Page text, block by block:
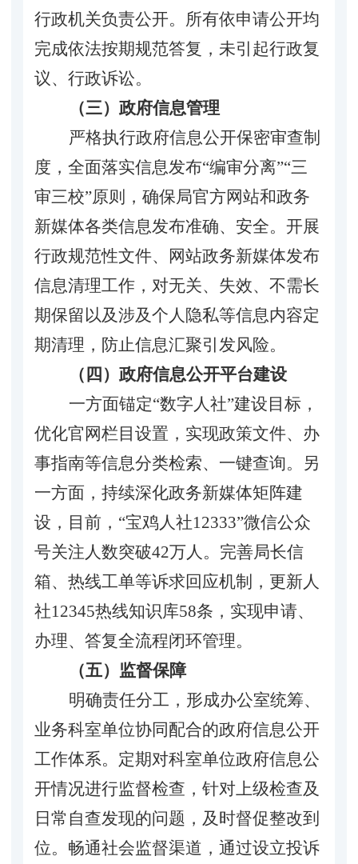
行政机关负责公开。所有依申请公开均
完成依法按期规范答复，未引起行政复
议、行政诉讼。
（三）政府信息管理
严格执行政府信息公开保密审查制
度，全面落实信息发布“编审分离”“三
审三校”原则，确保局官方网站和政务
新媒体各类信息发布准确、安全。 开展
行政规范性文件、网站政务新媒体发布
信息清理工作 ，对无关、 失效、不需长
期保留以及涉及个人隐私等信息内容定
期清理，防止信息汇聚引发风险。
（四）政府信息公开平台建设
一方面锚定“数字人社”建设目标，
优化官网栏目设置，实现政策文件、办
事指南等信息分类检索、一键查询。另
一方面，持续深化政务新媒体矩阵建
设，目前， “宝鸡人社12333”微信公众
号关注人数突破42万人。完善局长信
箱、热线工单等诉求回应机制，更新人
社12345热线知识库58条，实现申请、
办理、答复全流程闭环管理。
（五）监督保障
明确责任分工，形成办公室统筹、
业务科室单位协同配合的政府信息公开
工作体系。 定期对科室单位政府信息公
开情况进行监督检查，针对上级检查及
日常自查发现的问题，及时督促整改到
位。畅通社会监督渠道，通过设立投诉